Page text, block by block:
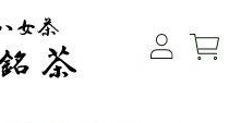
送料無料）
３本詰め